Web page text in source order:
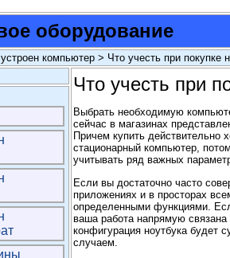
оборудование
устроен компьютер > Что учесть при покупке
Что учесть при
Выбрать необходимую
сейчас в магазинах
Причем купить действительно
стационарный компьютер,
учитывать ряд важных
Если вы достаточно часто
приложениях и в просторах
определенными функциями. Е
ваша работа напрямую
конфигурация ноутбука будет
случаем.